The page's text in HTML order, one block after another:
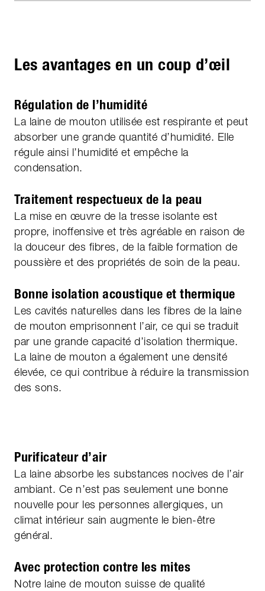
Les avantages en un coup d’œil
Régulation de l’humidité
La laine de mouton utilisée est respirante et peut
absorber une grande quantité d’humidité. Elle
régule ainsi l’humidité et empêche la
condensation.
Traitement respectueux de la peau
La mise en œuvre de la tresse isolante est
propre, inoffensive et très agréable en raison de
la douceur des fibres, de la faible formation de
poussière et des propriétés de soin de la peau.
Bonne isolation acoustique et thermique
Les cavités naturelles dans les fibres de la laine
de mouton emprisonnent l’air, ce qui se traduit
par une grande capacité d’isolation thermique.
La laine de mouton a également une densité
élevée, ce qui contribue à réduire la transmission
des sons.
Purificateur d’air
La laine absorbe les substances nocives de l’air
ambiant. Ce n’est pas seulement une bonne
nouvelle pour les personnes allergiques, un
climat intérieur sain augmente le bien-être
général.
Avec protection contre les mites
Notre laine de mouton suisse de qualité